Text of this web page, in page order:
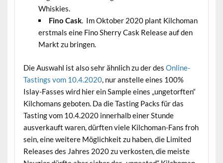
Whiskies.
Fino Cask. Im Oktober 2020 plant Kilchoman
erstmals eine Fino Sherry Cask Release auf den
Markt zu bringen.
Die Auswahl ist also sehr ähnlich zu der des Online-
Tastings vom 10.4.2020, nur anstelle eines 100%
Islay-Fasses wird hier ein Sample eines „ungetorften“
Kilchomans geboten. Da die Tasting Packs für das
Tasting vom 10.4.2020 innerhalb einer Stunde
ausverkauft waren, dürften viele Kilchoman-Fans froh
sein, eine weitere Möglichkeit zu haben, die Limited
Releases des Jahres 2020 zu verkosten, die meiste